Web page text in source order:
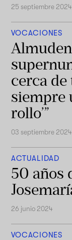
25 septiembre 2024
VOCACIONES
cerca
siempre
rollo’”
03 septiembre 2024
ACTUALIDAD
50 años
26 junio 2024
VOCACIONES